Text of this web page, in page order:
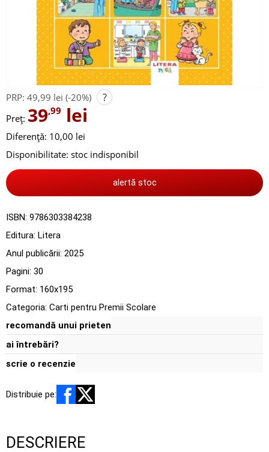
PRP: 49,99 lei (-20%) ?
Preț: 39,99 lei
Diferență: 10,00 lei
Disponibilitate: stoc indisponibil
alertă stoc
ISBN: 9786303384238
Editura: Litera
Anul publicării: 2025
Pagini: 30
Format: 160x195
Categoria: Carti pentru Premii Scolare
recomandă unui prieten
ai întrebări?
scrie o recenzie
Distribuie pe:
DESCRIERE